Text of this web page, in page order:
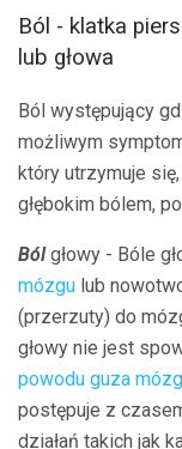
Ból - klatka
lub głowa
Ból występujący
możliwym
który utrzymuje
głębokim bólem,
Bólgłowy - Bóle
mózgu lub
(przerzuty) do
głowy nie jest
powodu guza
postępuje z
działań takich jak